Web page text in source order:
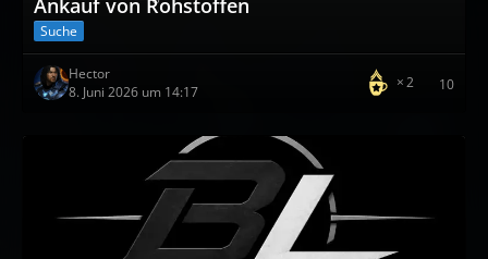
Ankauf von Rohstoffen
Suche
Hector
8. Juni 2026 um 14:17
2 10